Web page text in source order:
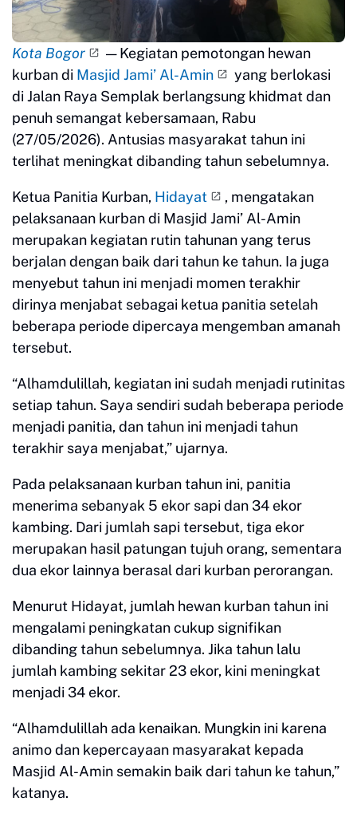
Kota Bogor
— Kegiatan pemotongan hewan
kurban di Masjid Jami’ Al-Amin
yang berlokasi
di Jalan Raya Semplak berlangsung khidmat dan
penuh semangat kebersamaan, Rabu
(27/05/2026). Antusias masyarakat tahun ini
terlihat meningkat dibanding tahun sebelumnya.
Ketua Panitia Kurban, Hidayat
, mengatakan
pelaksanaan kurban di Masjid Jami’ Al-Amin
merupakan kegiatan rutin tahunan yang terus
berjalan dengan baik dari tahun ke tahun. Ia juga
menyebut tahun ini menjadi momen terakhir
dirinya menjabat sebagai ketua panitia setelah
beberapa periode dipercaya mengemban amanah
tersebut.
“Alhamdulillah, kegiatan ini sudah menjadi rutinitas
setiap tahun. Saya sendiri sudah beberapa periode
menjadi panitia, dan tahun ini menjadi tahun
terakhir saya menjabat,” ujarnya.
Pada pelaksanaan kurban tahun ini, panitia
menerima sebanyak 5 ekor sapi dan 34 ekor
kambing. Dari jumlah sapi tersebut, tiga ekor
merupakan hasil patungan tujuh orang, sementara
dua ekor lainnya berasal dari kurban perorangan.
Menurut Hidayat, jumlah hewan kurban tahun ini
mengalami peningkatan cukup signifikan
dibanding tahun sebelumnya. Jika tahun lalu
jumlah kambing sekitar 23 ekor, kini meningkat
menjadi 34 ekor.
“Alhamdulillah ada kenaikan. Mungkin ini karena
animo dan kepercayaan masyarakat kepada
Masjid Al-Amin semakin baik dari tahun ke tahun,”
katanya.